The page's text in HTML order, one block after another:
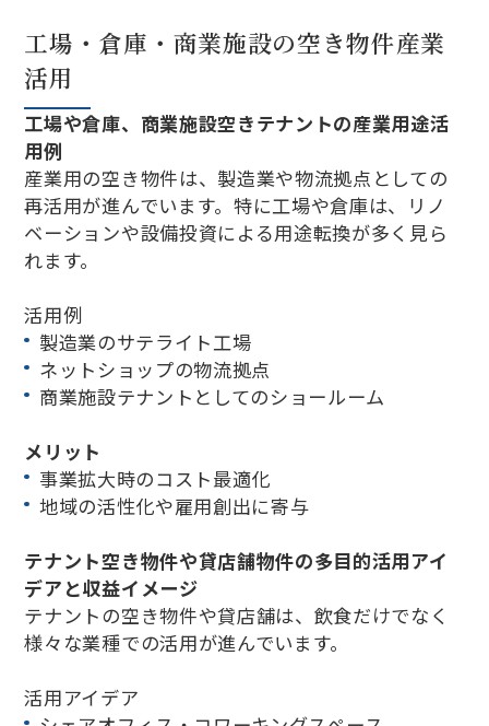
工場・倉庫・商業施設の空き物件産業
活用
工場や倉庫、商業施設空きテナントの産業用途活
用例
産業用の空き物件は、製造業や物流拠点としての
再活用が進んでいます。特に工場や倉庫は、リノ
ベーションや設備投資による用途転換が多く見ら
れます。
活用例
製造業のサテライト工場
ネットショップの物流拠点
商業施設テナントとしてのショールーム
メリット
事業拡大時のコスト最適化
地域の活性化や雇用創出に寄与
テナント空き物件や貸店舗物件の多目的活用アイ
デアと収益イメージ
テナントの空き物件や貸店舗は、飲食だけでなく
様々な業種での活用が進んでいます。
活用アイデア